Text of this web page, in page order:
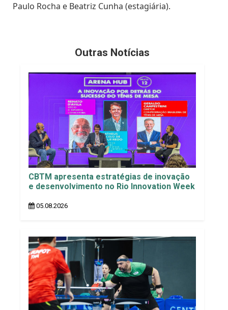
Paulo Rocha e Beatriz Cunha (estagiária).
Outras Notícias
CBTM apresenta estratégias de inovação
e desenvolvimento no Rio Innovation Week
05.08.2026